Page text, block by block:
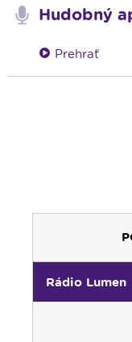
Hudobný
Prehrať
Rádio Lumen